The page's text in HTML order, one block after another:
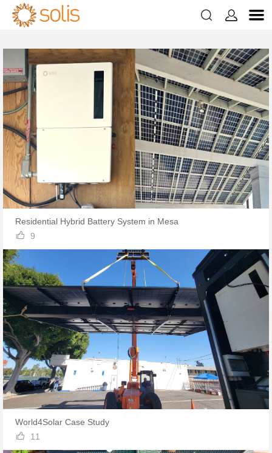
 
Asuinkäyttöön tarkoitettu aurinkovoimala
Residential Hybrid Battery System in Mesa
 9
World4Solar Case Study

11
1页
3页